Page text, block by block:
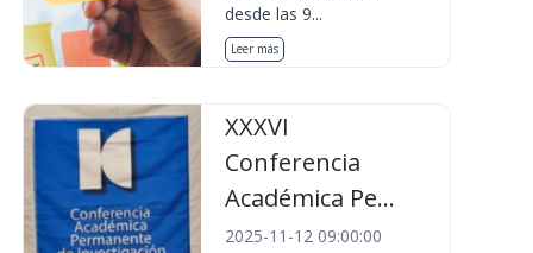
desde las 9...
Leer más
XXXVI
Conferencia
Académica Pe...
2025-11-12 09:00:00